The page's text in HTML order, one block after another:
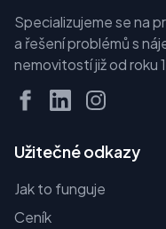
Specializujeme se na
a řešení problémů s
nemovitostí již od roku
Užitečné odkazy
Jak to funguje
Ceník